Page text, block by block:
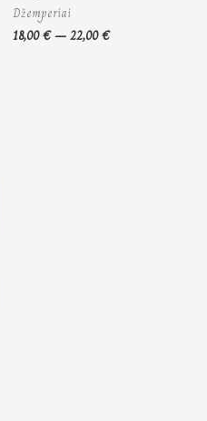
Džemperiai
18,00€–22,00€